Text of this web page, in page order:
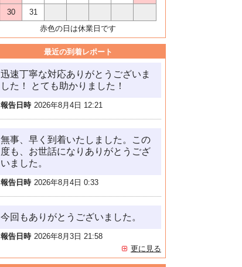
30
31
赤色の日は休業日です
最近の到着レポート
迅速丁寧な対応ありがとうございま
した！ とても助かりました！
報告日時 2026年8月4日 12:21
無事、早く到着いたしました。この
度も、お世話になりありがとうござ
いました。
報告日時 2026年8月4日 0:33
今回もありがとうございました。
報告日時 2026年8月3日 21:58
更に見る